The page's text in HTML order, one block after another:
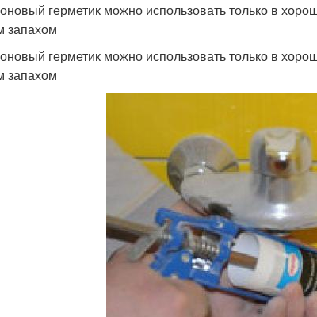
герметик можно использовать только в
запахом
герметик можно использовать только в
запахом